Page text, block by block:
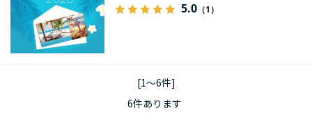
5.0 （1）
[1～6件]
6件あります